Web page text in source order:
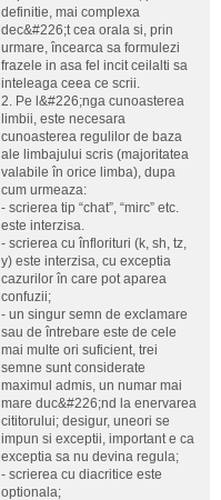
definitie, mai complexa
dec&#226;t cea orala si, prin
urmare, încearca sa formulezi
frazele in asa fel incit ceilalti sa
inteleaga ceea ce scrii.
2. Pe l&#226;nga cunoasterea
limbii, este necesara
cunoasterea regulilor de baza
ale limbajului scris (majoritatea
valabile în orice limba), dupa
cum urmeaza:
- scrierea tip “chat”, “mirc” etc.
este interzisa.
- scrierea cu înflorituri (k, sh, tz,
y) este interzisa, cu exceptia
cazurilor în care pot aparea
confuzii;
- un singur semn de exclamare
sau de întrebare este de cele
mai multe ori suficient, trei
semne sunt considerate
maximul admis, un numar mai
mare duc&#226;nd la enervarea
cititorului; desigur, uneori se
impun si exceptii, important e ca
exceptia sa nu devina regula;
- scrierea cu diacritice este
optionala;